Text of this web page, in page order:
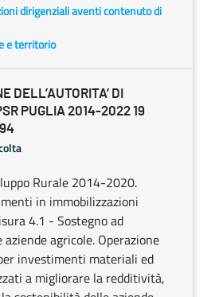
dirigenziali aventi contenuto di
e territorio
DELL’AUTORITA’ DI
PUGLIA 2014-2022 19
Rurale 2014-2020.
in immobilizzazioni
4.1 - Sostegno ad
agricole. Operazione
investimenti materiali ed
a migliorare la redditività,